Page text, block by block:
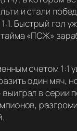
и стали
Быстрый гол
«ПСЖ»
счетом 1:1
один мяч,
в серии